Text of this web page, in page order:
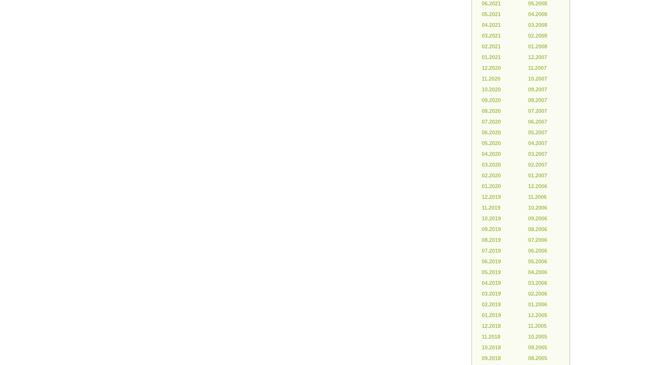
06.2021
05.2021
04.2021
03.2021
02.2021
01.2021
12.2020
11.2020
10.2020
09.2020
08.2020
07.2020
06.2020
05.2020
04.2020
03.2020
02.2020
01.2020
12.2019
11.2019
10.2019
09.2019
08.2019
07.2019
06.2019
05.2019
04.2019
03.2019
02.2019
01.2019
12.2018
11.2018
10.2018
09.2018
05.2008
04.2008
03.2008
02.2008
01.2008
12.2007
11.2007
10.2007
09.2007
08.2007
07.2007
06.2007
05.2007
04.2007
03.2007
02.2007
01.2007
12.2006
11.2006
10.2006
09.2006
08.2006
07.2006
06.2006
05.2006
04.2006
03.2006
02.2006
01.2006
12.2005
11.2005
10.2005
09.2005
08.2005